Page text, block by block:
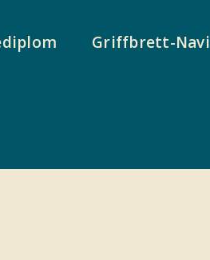
Griffbrett-Navi